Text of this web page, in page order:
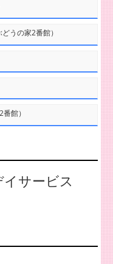
うの家2番館）
館）
イサービス